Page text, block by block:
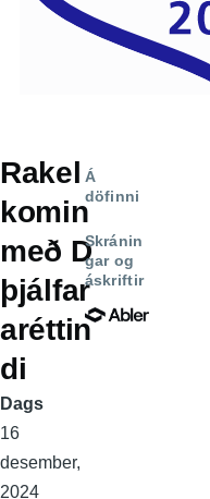
Rakel
komin
með D
þjálfar
aréttin
di
Dags
16
desember,
2024
Á
döfinni
Skránin
gar og
áskriftir